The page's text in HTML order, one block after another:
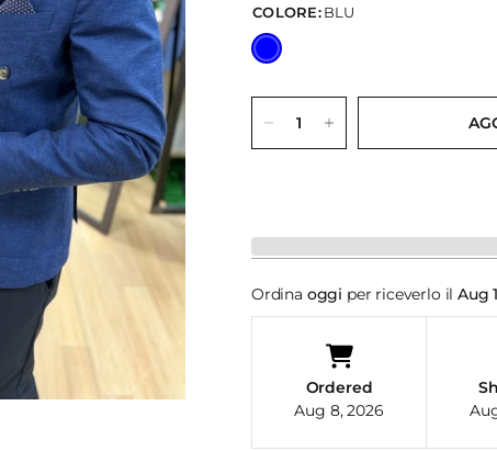
COLORE:BLU
Ordina oggi per riceverlo ilAug
Ordered
Aug 8, 2026